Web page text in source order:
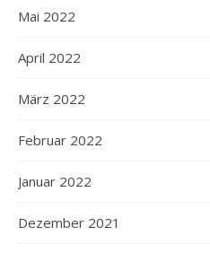
Mai 2022
April 2022
März 2022
Februar 2022
Januar 2022
Dezember 2021